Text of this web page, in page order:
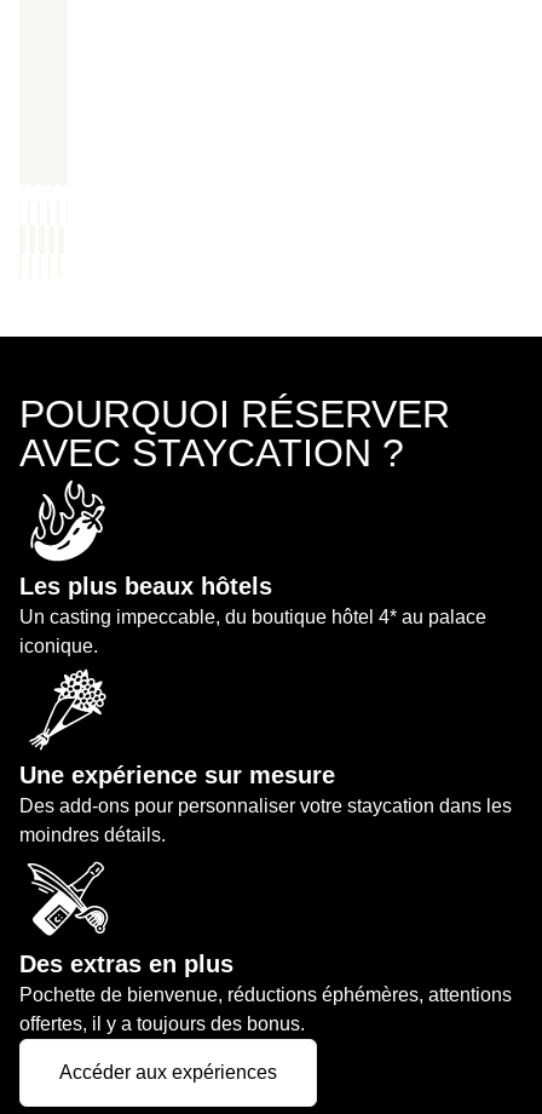
POURQUOI RÉSERVER
AVEC STAYCATION ?
Les plus beaux hôtels
Un casting impeccable, du boutique hôtel 4* au palace
iconique.
Une expérience sur mesure
Des add-ons pour personnaliser votre staycation dans les
moindres détails.
Des extras en plus
Pochette de bienvenue, réductions éphémères, attentions
offertes, il y a toujours des bonus.
Accéder aux expériences